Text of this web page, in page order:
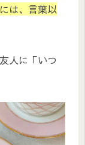
は、言葉以
人に「いつ